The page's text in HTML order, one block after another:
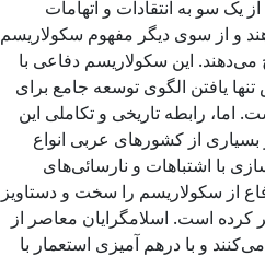
سو به انتقادات و اتهامات
و از سوی دیگر مفهوم سکولاریسم
این سکولاریسم دفاعی با
یافتن الگوی توسعه جامع برای
رابطه تاریخی و تکاملی این
از کشورهای عربی انواع
با اشتباهات و نارسائی‌های
از سکولاریسم را سخت و دستاویز
کرده است. اسلامگرایان معاصر از
و با درهم آمیزی استعمار با